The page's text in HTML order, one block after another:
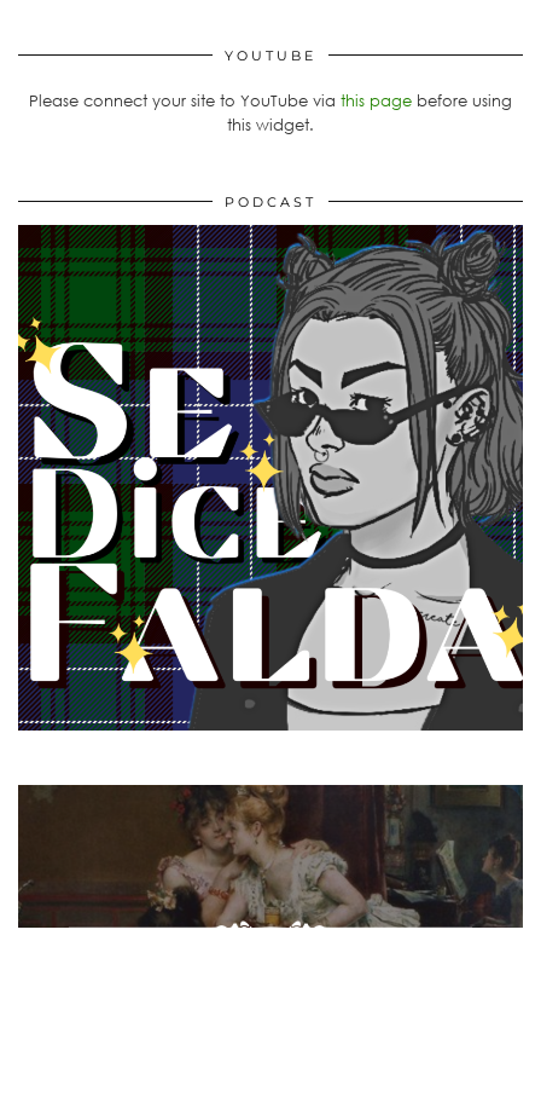
YOUTUBE
Please connect your site to YouTube via this page before using
this widget.
PODCAST